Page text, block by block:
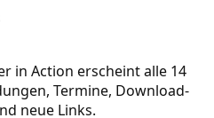
in Action erscheint alle 14
Termine, Download-
neue Links.